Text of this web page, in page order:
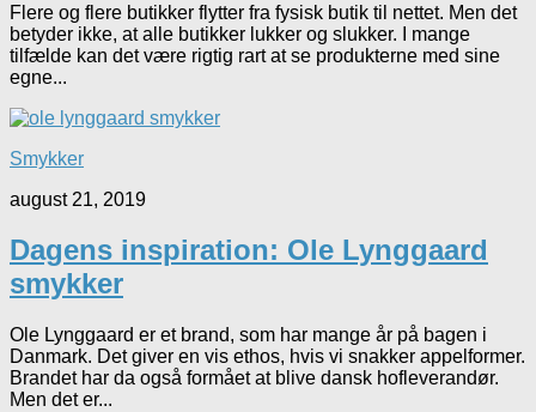
Flere og flere butikker flytter fra fysisk butik til nettet. Men det
betyder ikke, at alle butikker lukker og slukker. I mange
tilfælde kan det være rigtig rart at se produkterne med sine
egne...
Smykker
august 21, 2019
Dagens inspiration: Ole Lynggaard
smykker
Ole Lynggaard er et brand, som har mange år på bagen i
Danmark. Det giver en vis ethos, hvis vi snakker appelformer.
Brandet har da også formået at blive dansk hofleverandør.
Men det er...